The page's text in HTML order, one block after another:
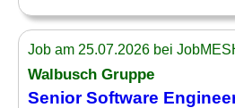
Job am 25.07.2026 bei
Walbusch Gruppe
Senior Software